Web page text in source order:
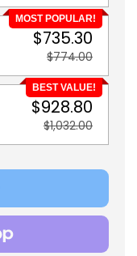
MOST POPULAR!
$735.30
$774.00
BEST VALUE!
$928.80
$1,032.00